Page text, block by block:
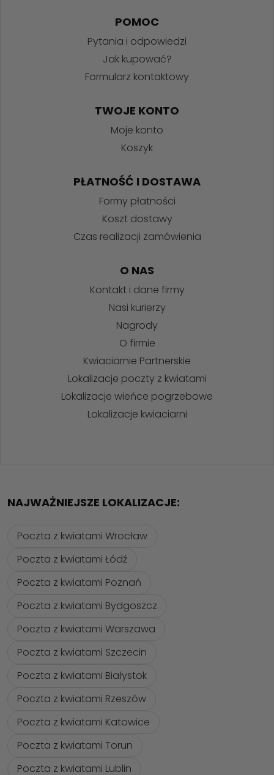
POMOC
Pytania i odpowiedzi
Jak kupować?
Formularz kontaktowy
TWOJE KONTO
Moje konto
Koszyk
PŁATNOŚĆ I DOSTAWA
Formy płatności
Koszt dostawy
Czas realizacji zamówienia
O NAS
Kontakt i dane firmy
Nasi kurierzy
Nagrody
O firmie
Kwiaciarnie Partnerskie
Lokalizacje poczty z kwiatami
Lokalizacje wieńce pogrzebowe
Lokalizacje kwiaciarni
NAJWAŻNIEJSZE LOKALIZACJE:
Poczta z kwiatami Wrocław
Poczta z kwiatami Łódź
Poczta z kwiatami Poznań
Poczta z kwiatami Bydgoszcz
Poczta z kwiatami Warszawa
Poczta z kwiatami Szczecin
Poczta z kwiatami Białystok
Poczta z kwiatami Rzeszów
Poczta z kwiatami Katowice
Poczta z kwiatami Torun
Poczta z kwiatami Lublin